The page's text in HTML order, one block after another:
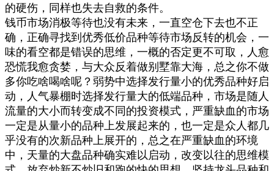
的硬伤，同样也失去自救的条件。
钱币市场消极等待也没有未来，一直空仓下去也不正
确，正确寻找到优秀低价品种等待市场反转的机会，一
味的看空都是错误的思维，一概的否定更不可取，人愈
恐慌我愈贪婪，与大众反着做别墅靠大海，总之你不做
多你吃啥喝啥呢？弱势中选择发行量小的优秀品种好启
动，人气暴棚时选择发行量大的低端品种，市场是随人
流量的大小而转变成不同的投资模式，严重缺血的市场
一定是从量小的品种上发展起来的，也一定是众人都几
乎没有的次新品种上展开的，总之在严重缺血的环境
中，天量的大盘品种确实难以启动，改变以往的思维模